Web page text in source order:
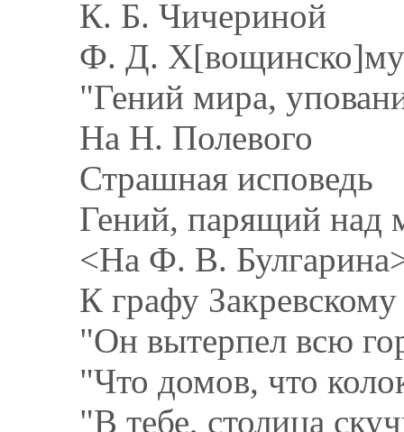
К. Б. Чичериной
Ф. Д. X[вощинско]му
"Гений мира,
На Н. Полевого
Страшная исповедь
Гений, парящий над
<На Ф. В.
К графу Закревскому
"Он вытерпел всю
"Что домов, что
"В тебе, столица